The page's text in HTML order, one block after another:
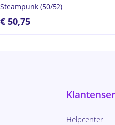
Steampunk (50/52)
€ 50,75
Helpcenter